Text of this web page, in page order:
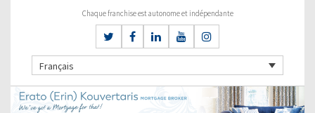
Chaque franchise est autonome et indépendante
Français